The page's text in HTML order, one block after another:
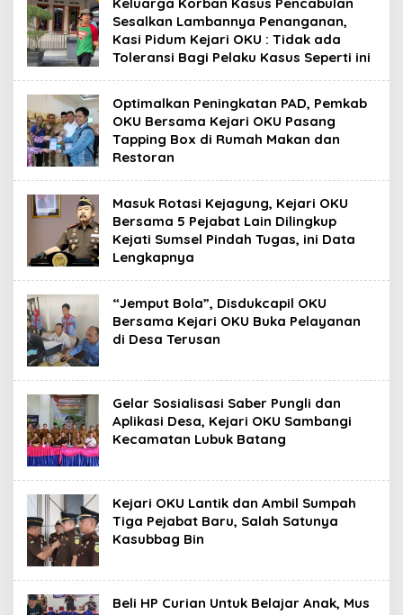
Keluarga Korban Kasus Pencabulan
Sesalkan Lambannya Penanganan,
Kasi Pidum Kejari OKU : Tidak ada
Toleransi Bagi Pelaku Kasus Seperti ini
Optimalkan Peningkatan PAD, Pemkab
OKU Bersama Kejari OKU Pasang
Tapping Box di Rumah Makan dan
Restoran
Masuk Rotasi Kejagung, Kejari OKU
Bersama 5 Pejabat Lain Dilingkup
Kejati Sumsel Pindah Tugas, ini Data
Lengkapnya
“Jemput Bola”, Disdukcapil OKU
Bersama Kejari OKU Buka Pelayanan
di Desa Terusan
Gelar Sosialisasi Saber Pungli dan
Aplikasi Desa, Kejari OKU Sambangi
Kecamatan Lubuk Batang
Kejari OKU Lantik dan Ambil Sumpah
Tiga Pejabat Baru, Salah Satunya
Kasubbag Bin
Beli HP Curian Untuk Belajar Anak, Mus